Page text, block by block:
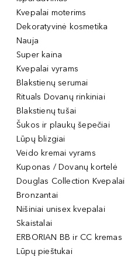
Kvepalai moterims
Dekoratyvinė kosmetika
Nauja
Super kaina
Kvepalai vyrams
Blakstienų serumai
Rituals Dovanų rinkiniai
Blakstienų tušai
Šukos ir plaukų šepečiai
Lūpų blizgiai
Veido kremai vyrams
Kuponas / Dovanų kortelė
Douglas Collection Kvepalai
Bronzantai
Nišiniai unisex kvepalai
Skaistalai
ERBORIAN BB ir CC kremas
Lūpų pieštukai